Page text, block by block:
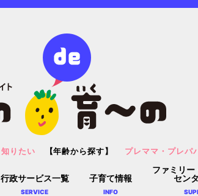
行政サービス一覧
SERVICE
子育て情報
INFO
ファミリー
セン
知りたい 【年齢から探す】 プレママ・プレパ